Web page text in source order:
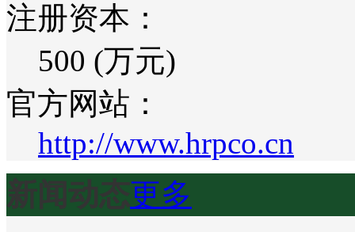
注册资本：
500 (万元)
官方网站：
http://www.hrpco.cn
新闻动态更多